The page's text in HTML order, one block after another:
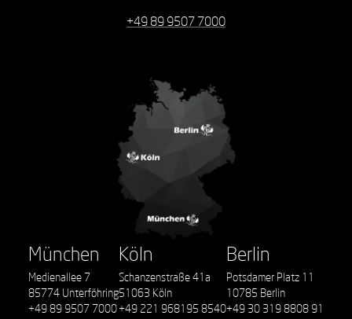
+49 89 9507 7000
München
Medienallee 7
85774 Unterföhring
+49 89 9507 7000
Köln
Schanzenstraße 41a
51063 Köln
+49 221 968195 8540
Berlin
Potsdamer Platz 11
10785 Berlin
+49 30 319 8808 91